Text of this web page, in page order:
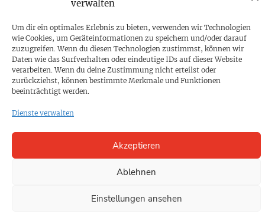
verwalten
Um dir ein optimales Erlebnis zu bieten, verwenden wir Technologien
wie Cookies, um Geräteinformationen zu speichern und/oder darauf
zuzugreifen. Wenn du diesen Technologien zustimmst, können wir
Daten wie das Surfverhalten oder eindeutige IDs auf dieser Website
verarbeiten. Wenn du deine Zustimmung nicht erteilst oder
zurückziehst, können bestimmte Merkmale und Funktionen
beeinträchtigt werden.
Dienste verwalten
Akzeptieren
Ablehnen
Einstellungen ansehen
PROKOMPAKT
Impressum
SPENDEN
Cookie-Richtlinie